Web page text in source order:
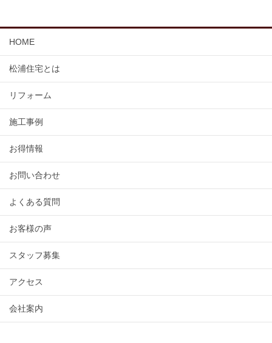
HOME
松浦住宅とは
リフォーム
施工事例
お得情報
お問い合わせ
よくある質問
お客様の声
スタッフ募集
アクセス
会社案内